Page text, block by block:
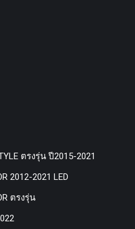
ตรงรุ่น ปี2015-2021
2012-2021 LED
ตรงรุ่น